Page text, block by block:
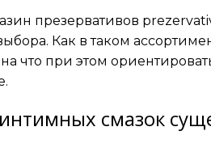
презервативов
Как в таком
что при этом
смазок